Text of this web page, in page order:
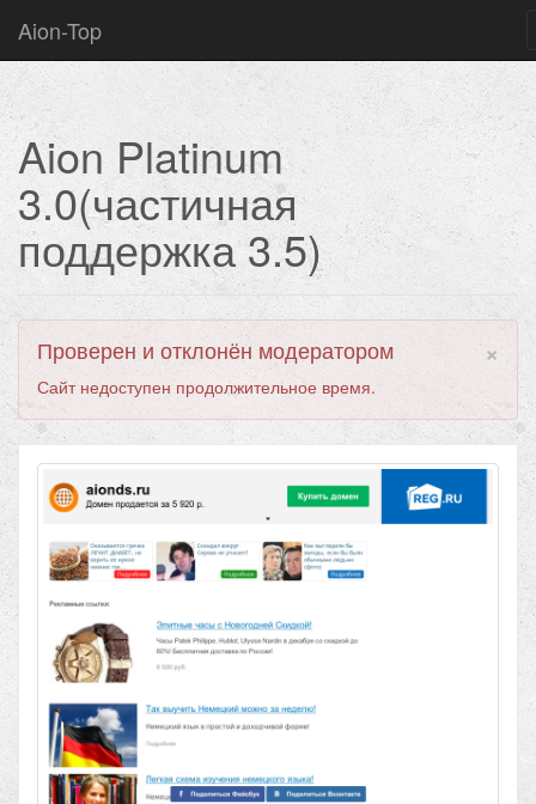
Aion-Top
Aion Platinum
3.0(частичная
поддержка 3.5)
×
Проверен и отклонён модератором
Сайт недоступен продолжительное время.